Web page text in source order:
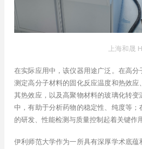
上海和晟
在实际应用中，该仪器用途广泛。在高分
测定高分子材料的固化反应温度和热效应
其热效应，以及高聚物材料的玻璃化转变
中，有助于分析药物的稳定性、纯度等；
的研发、性能检测与质量控制起着关键作用
伊利师范大学作为一所具有深厚学术底蕴